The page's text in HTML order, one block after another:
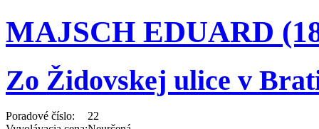
MAJSCH EDUARD
Zo Židovskej ulice v
Poradové číslo:
22